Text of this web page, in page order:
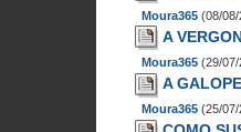
Moura365 (08/08/
A
Moura365 (29/07/
A
Moura365 (25/07/